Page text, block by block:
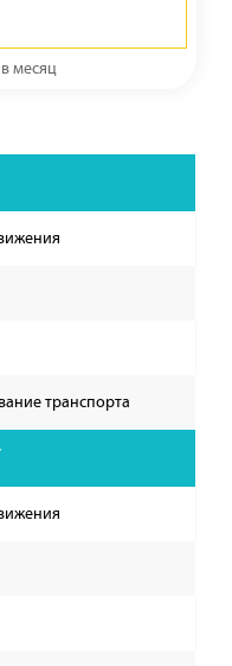
месяц
транспорта